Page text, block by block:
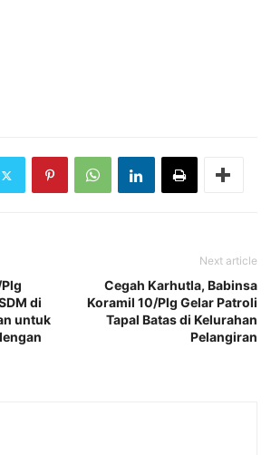
di
untuk
Next article
Cegah Karhutla, Babinsa
Koramil 10/Plg Gelar Patroli
Tapal Batas di Kelurahan
Pelangiran